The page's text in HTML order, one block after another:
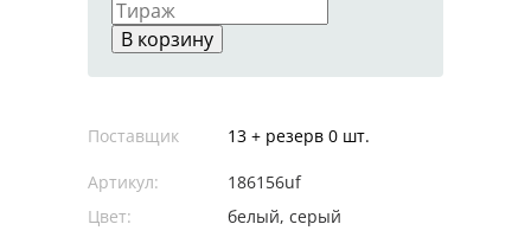
В корзину
Поставщик 13 + резерв 0 шт.
Артикул:
186156uf
Цвет:
белый, серый